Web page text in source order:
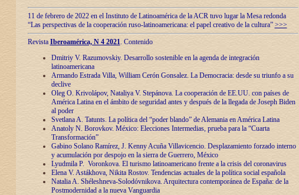
11 de febrero de 2022 en el Instituto de Latinoamérica de la ACR tuvo lugar la Mesa redonda
“Las perspectivas de la cooperación ruso-latinoamericana: el papel creativo de la cultura” >>>
Revista Iberoamérica, N 4 2021. Contenido
Dmitriy V. Razumovskiy. Desarrollo sostenible en la agenda de integración
latinoamericana
Armando Estrada Villa, William Cerón Gonsalez. La Democracia: desde su triunfo a su
declive
Oleg O. Krivolápov, Nataliya V. Stepánova. La cooperación de EE.UU. con países de
América Latina en el ámbito de seguridad antes y después de la llegada de Joseph Biden
al poder
Svetlana A. Tatunts. La política del “poder blando” de Alemania en América Latina
Anatoly N. Borovkov. México: Elecciones Intermedias, prueba para la “Cuarta
Transformación”
Gabino Solano Ramírez, J. Kenny Acuña Villavicencio. Desplazamiento forzado interno
y acumulación por despojo en la sierra de Guerrero, México
Lyudmila P. Voronkova. El turismo latinoamericano frente a la crisis del coronavirus
Elena V. Astákhova, Nikita Rostov. Tendencias actuales de la política social española
Natalia A. Shéleshneva-Solodóvnikova. Arquitectura contemporánea de España: de la
Postmodernidad a la nueva Vanguardia